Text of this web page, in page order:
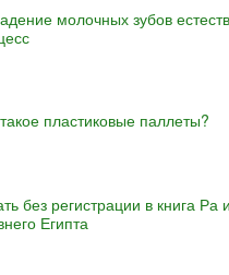
молочных зубов
пластиковые паллеты?
без регистрации в книга Ра
Египта